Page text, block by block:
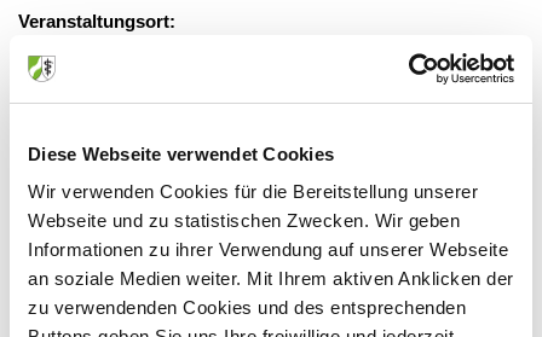
Diese Webseite verwendet Cookies
Wir verwenden Cookies für die Bereitstellung unserer
Webseite und zu statistischen Zwecken. Wir geben
Informationen zu ihrer Verwendung auf unserer Webseite
an soziale Medien weiter. Mit Ihrem aktiven Anklicken der
zu verwendenden Cookies und des entsprechenden
Veranstaltungsort:
Hospital zum Heiligen Geist, Blauer
Salon
Anbieter:
Hospital zum Heiligen Geist GmbH & Co.KG